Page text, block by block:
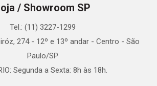
/ Showroom SP
Tel.: (11) 3227-1299
274 - 12º e 13º andar - Centro - São
Paulo/SP
Segunda a Sexta: 8h às 18h.